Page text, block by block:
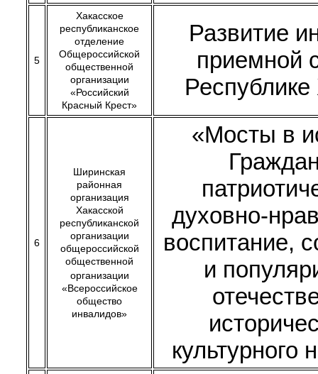
5
Хакасское
республиканское
отделение
Общероссийской
общественной
организации
«Российский
Красный Крест»
Развитие
приемной
6
Ширинская
районная
организация
Хакасской
республиканской
организации
общероссийской
общественной
организации
«Всероссийское
общество
инвалидов»
«Мосты в
духовно-
воспитание,
и
культурного